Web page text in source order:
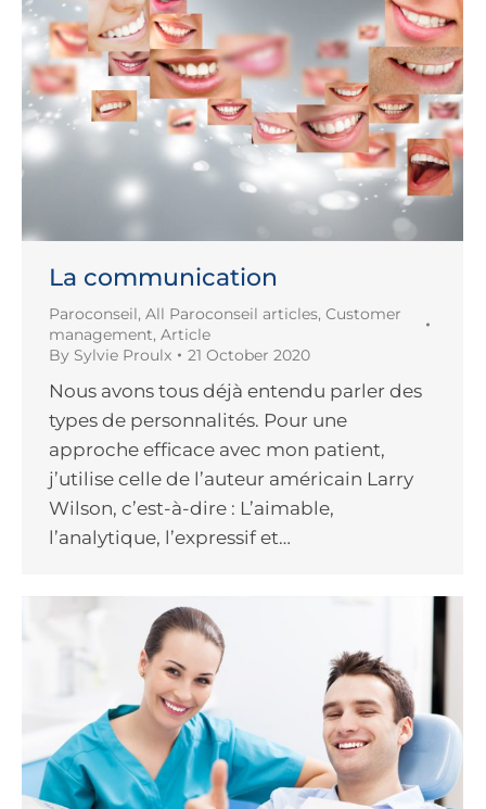
La communication
Paroconseil, All Paroconseil articles, Customer
management, Article
By Sylvie Proulx 21 October 2020
Nous avons tous déjà entendu parler des
types de personnalités. Pour une
approche efficace avec mon patient,
j’utilise celle de l’auteur américain Larry
Wilson, c’est-à-dire : L’aimable,
l’analytique, l’expressif et…